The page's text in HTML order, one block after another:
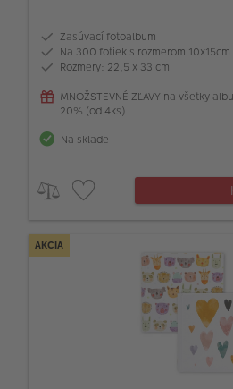
Zasúvací fotoalbum
Na 300 fotiek s rozmerom 10x15cm
Rozmery: 22,5 x 33 cm
MNOŽSTEVNÉ ZĽAVY na všetky
20% (od 4ks)
Na sklade
AKCIA